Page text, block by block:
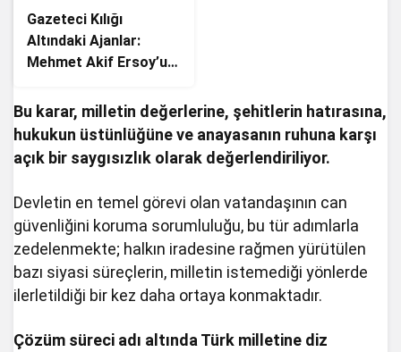
Gazeteci Kılığı
Altındaki Ajanlar:
Mehmet Akif Ersoy’un
Bu karar, milletin değerlerine, şehitlerin hatırasına,
hukukun üstünlüğüne ve anayasanın ruhuna karşı
açık bir saygısızlık olarak değerlendiriliyor.
Devletin en temel görevi olan vatandaşının can
güvenliğini koruma sorumluluğu, bu tür adımlarla
zedelenmekte; halkın iradesine rağmen yürütülen
bazı siyasi süreçlerin, milletin istemediği yönlerde
ilerletildiği bir kez daha ortaya konmaktadır.
Çözüm süreci adı altında Türk milletine diz